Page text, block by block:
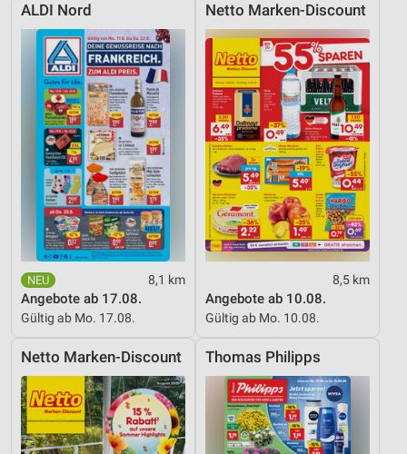
ALDI Nord
8,1 km
Angebote ab 17.08.
Gültig ab Mo. 17.08.
Netto Marken-Discount
8,5 km
Angebote ab 10.08.
Gültig ab Mo. 10.08.
Netto Marken-Discount Thomas Philipps